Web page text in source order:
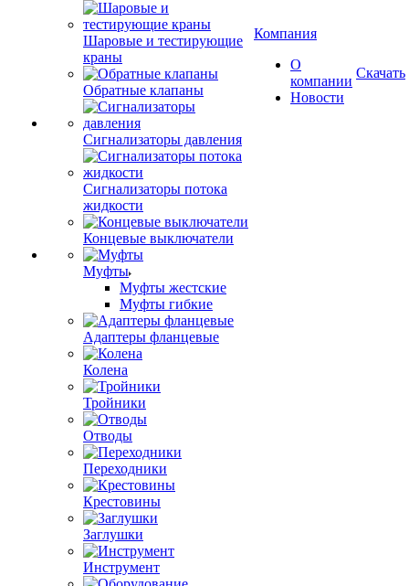
Шаровые и тестирующие
краны
Обратные клапаны
Сигнализаторы давления
Сигнализаторы потока
жидкости
Концевые выключатели
Муфты
Муфты жестские
Муфты гибкие
Адаптеры фланцевые
Колена
Тройники
Отводы
Переходники
Крестовины
Заглушки
Инструмент
Компания
О
компании
Новости
Скачать